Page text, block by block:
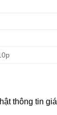
thông tin giá